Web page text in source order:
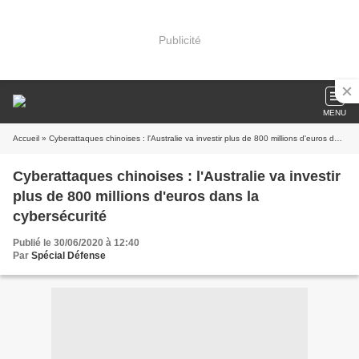
Publicité
MENU
Accueil » Cyberattaques chinoises : l'Australie va investir plus de 800 millions d'euros dans la cybersécurité
Cyberattaques chinoises : l'Australie va investir
plus de 800 millions d'euros dans la
cybersécurité
Publié le 30/06/2020 à 12:40
Par Spécial Défense